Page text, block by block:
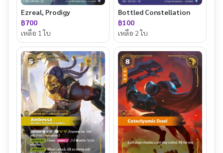
Ezreal, Prodigy
฿700
เหลือ 1 ใบ
Bottled Constellation
฿100
เหลือ 2 ใบ